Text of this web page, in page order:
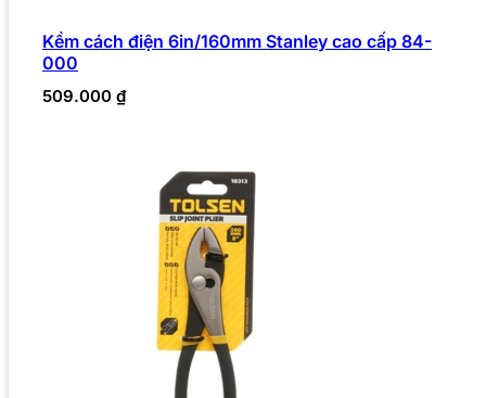
Kềm cách điện 6in/160mm Stanley cao cấp 84-
000
509.000 ₫